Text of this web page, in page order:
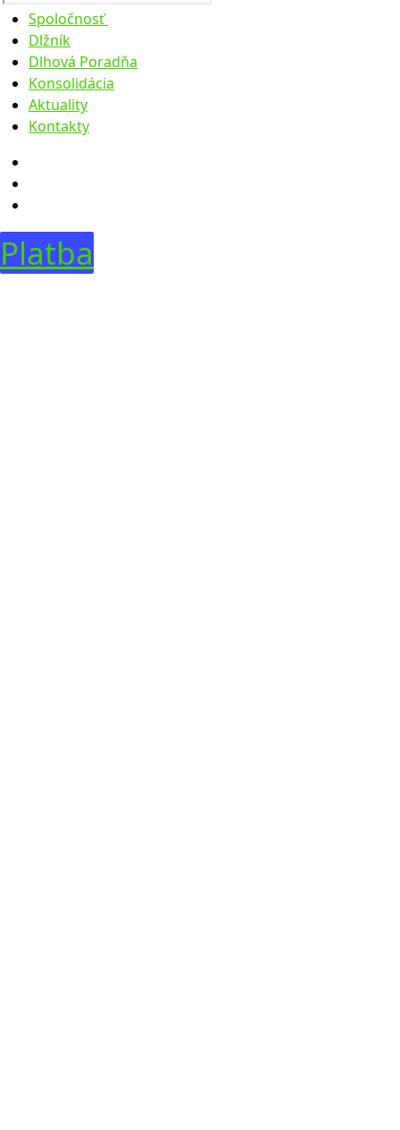
Spoločnosť
O nás
Výročné správy
Úradná tabuľa
Faktúry
Objednávky
Legislatíva
Zúčtovacie údaje
Dlžník
Dlhová Poradňa
Konsolidácia
Aktuality
Kontakty
Platba